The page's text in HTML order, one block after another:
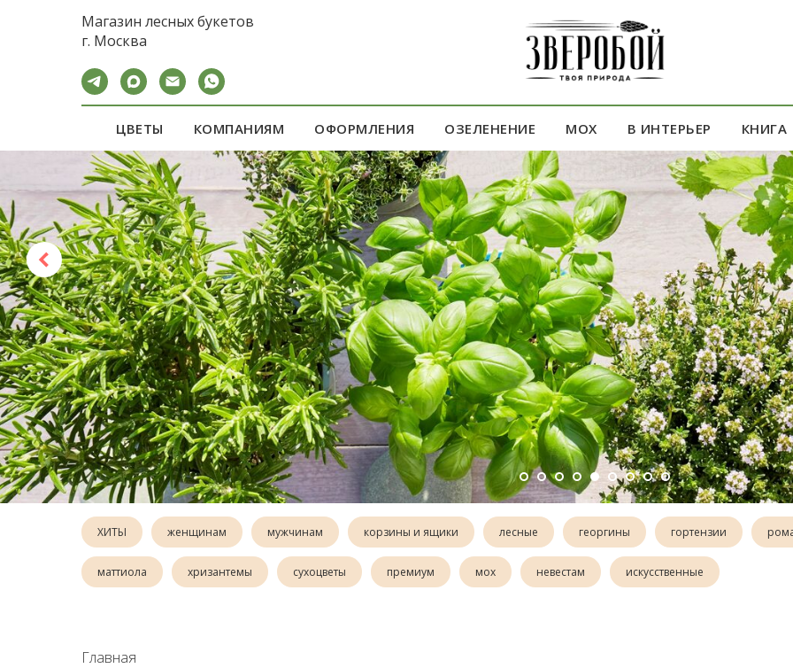
Магазин лесных букетов
г. Москва
ЦВЕТЫ КОМПАНИЯМ ОФОРМЛЕНИЯ ОЗЕЛЕНЕНИЕ МОХ В ИНТЕРЬЕР КНИГА
ШИКАРНЫЙ ПОДАРОК
для женщины
ХИТЫ женщинам мужчинам корзины и ящики лесные георгины гортензии
маттиола хризантемы сухоцветы премиум мох невестам искусственные
Главная